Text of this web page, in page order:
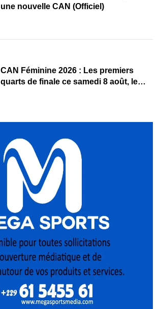
une nouvelle CAN (Officiel)
CAN Féminine 2026 : Les premiers
quarts de finale ce samedi 8 août, le